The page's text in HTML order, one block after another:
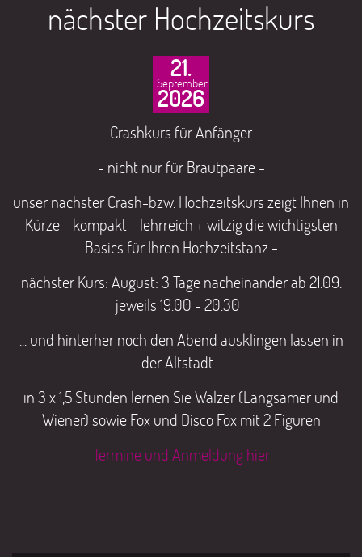
nächster Hochzeitskurs
21.
September
2026
Crashkurs für Anfänger
- nicht nur für Brautpaare -
unser nächster Crash-bzw. Hochzeitskurs zeigt Ihnen in
Kürze - kompakt - lehrreich + witzig die wichtigsten
Basics für Ihren Hochzeitstanz -
nächster Kurs: August: 3 Tage nacheinander ab 21.09.
jeweils 19.00 - 20.30
... und hinterher noch den Abend ausklingen lassen in
der Altstadt...
in 3 x 1,5 Stunden lernen Sie Walzer (Langsamer und
Wiener) sowie Fox und Disco Fox mit 2 Figuren
Termine und Anmeldung hier